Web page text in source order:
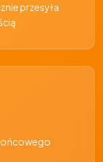
przesyła